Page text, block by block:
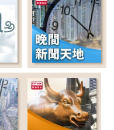
旅遊樂園
19:00-20:00
一台運動會
20:00-20:30
古今風雲人物
20:30-21:00
閱食悅知味